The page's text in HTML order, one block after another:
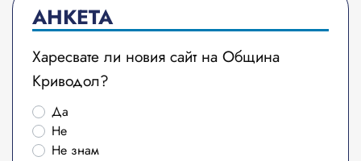
АНКЕТА
Харесвате ли новия сайт на Община
Криводол?
Да
Не
Не знам